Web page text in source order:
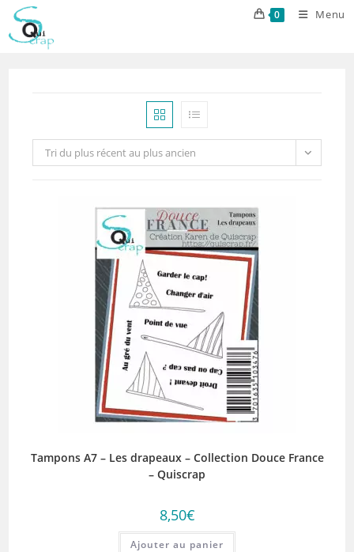
Skip
content
0 Menu
Tri du plus récent au plus ancien
Tampons A7 – Les drapeaux – Collection Douce France
– Quiscrap
8,50€
Ajouter au panier